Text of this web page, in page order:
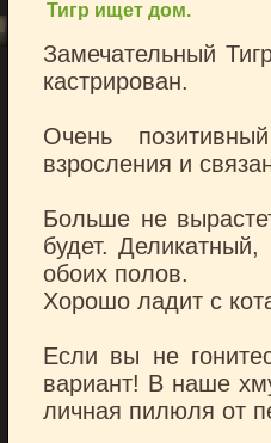
Тигр ищет дом.
Замечательный
кастрирован.
Очень
взросления и
Больше не
будет.
обоих полов.
Хорошо ладит с
Если вы не
вариант! В наше
личная пилюля от